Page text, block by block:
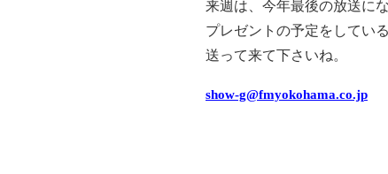
来週は、今年最後の放送にな
プレゼントの予定をしてい
送って来て下さいね。
show-g@fmyokohama.co.jp